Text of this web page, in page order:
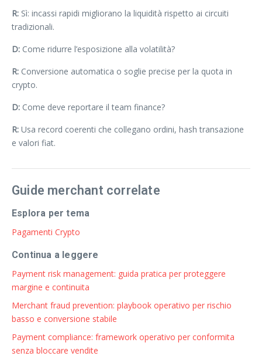
R: Sì: incassi rapidi migliorano la liquidità rispetto ai circuiti
tradizionali.
D: Come ridurre l’esposizione alla volatilità?
R: Conversione automatica o soglie precise per la quota in
crypto.
D: Come deve reportare il team finance?
R: Usa record coerenti che collegano ordini, hash transazione
e valori fiat.
Guide merchant correlate
Esplora per tema
Pagamenti Crypto
Continua a leggere
Payment risk management: guida pratica per proteggere
margine e continuita
Merchant fraud prevention: playbook operativo per rischio
basso e conversione stabile
Payment compliance: framework operativo per conformita
senza bloccare vendite